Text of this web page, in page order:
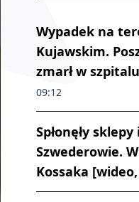
Wypadek na
Kujawskim.
zmarł w
09:12
Spłonęły
Szwederowie.
Kossaka